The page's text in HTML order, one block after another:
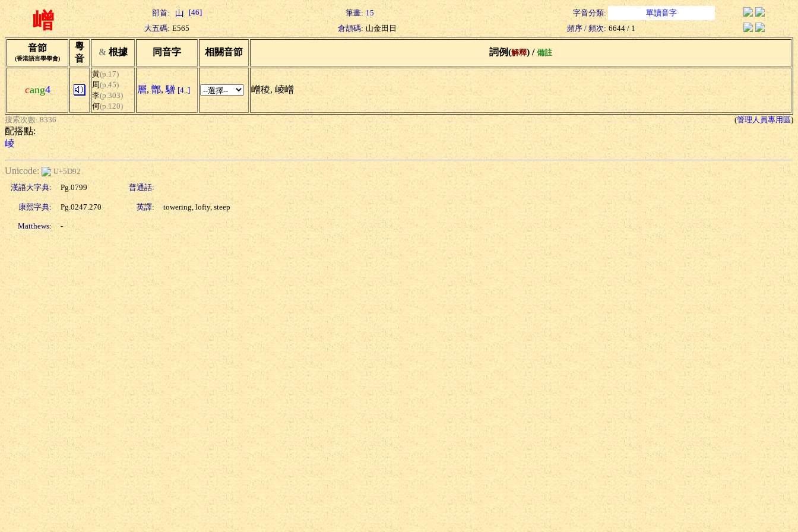
嶒 部首: [46] 筆畫: 15 字音分類:
單讀音字
大五碼: E565 倉頡碼: 山金田日 頻序 / 頻次: 6644 / 1
音節
(香港語言學學會)
粵
音
& 根據 同音字 相關音節 詞例(解釋) / 備註
cang4
黃(p.17)
周(p.45)
李(p.303)
何(p.120)
層, 鄫, 驓 [4..] 嶒稜, 崚嶒
搜索次數: 8336 (管理人員專用區)
配搭點:
崚
Unicode:
U+5D92
漢語大字典:
Pg.0799 普通話:
康熙字典: Pg.0247.270 英譯: towering, lofty, steep
Matthews: -